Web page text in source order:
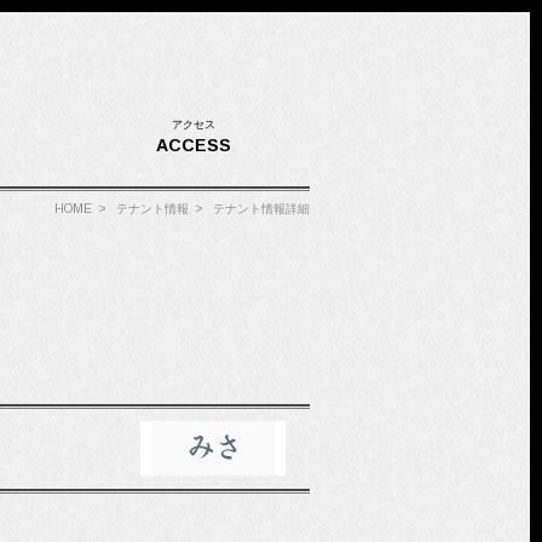
アクセス
ACCESS
HOME > テナント情報 > テナント情報詳細